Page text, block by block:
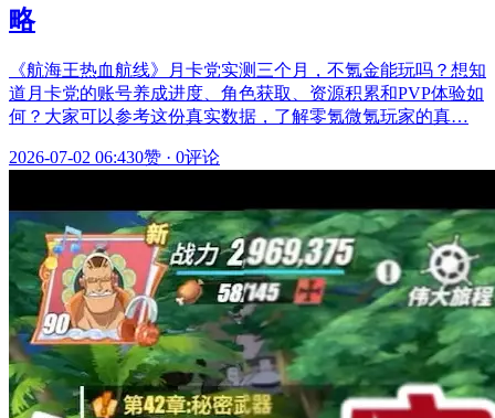
略
《航海王热血航线》月卡党实测三个月，不氪金能玩吗？想知
道月卡党的账号养成进度、角色获取、资源积累和PVP体验如
何？大家可以参考这份真实数据，了解零氪微氪玩家的真…
2026-07-02 06:430赞 · 0评论